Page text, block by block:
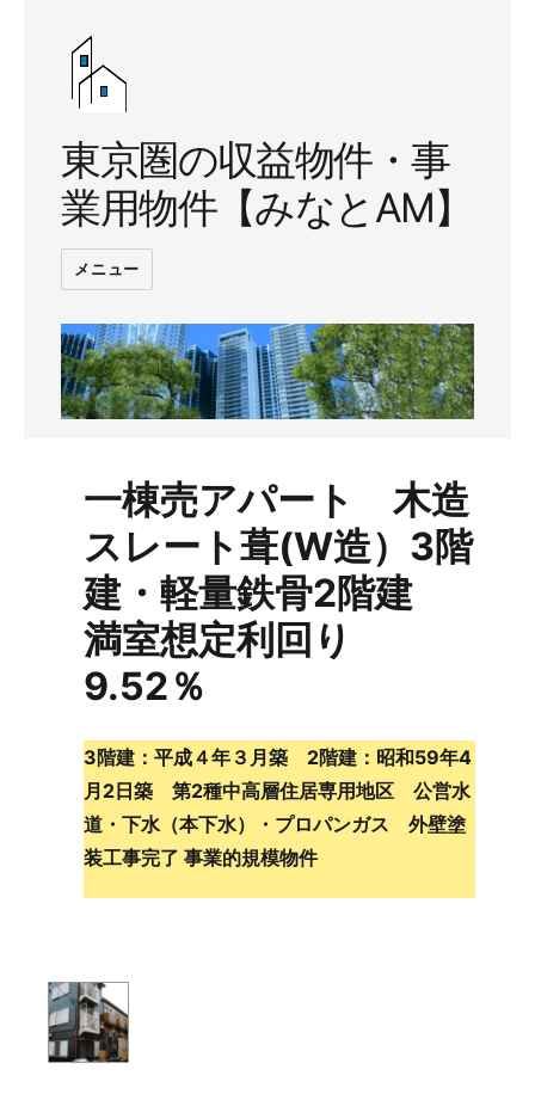
東京圏の収益物件・事
業用物件【みなとAM】
メニュー
一棟売アパート 木造
スレート葺(W造）3階
建・軽量鉄骨2階建
満室想定利回り
9.52％
3階建：平成４年３月築 2階建：昭和59年4
月2日築 第2種中高層住居専用地区 公営水
道・下水（本下水）・プロパンガス 外壁塗
装工事完了 事業的規模物件